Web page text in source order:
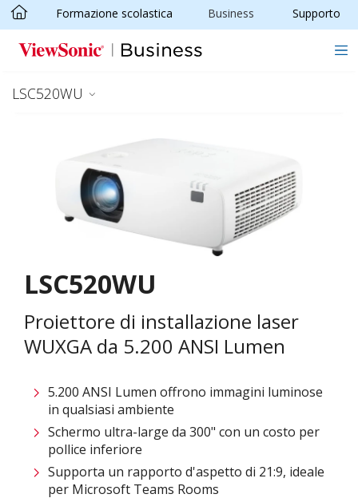
Skip to main content
Formazione scolastica Business Supporto
LSC520WU
LSC520WU
Proiettore di installazione laser
WUXGA da 5.200 ANSI Lumen
5.200 ANSI Lumen offrono immagini luminose
in qualsiasi ambiente
Schermo ultra-large da 300" con un costo per
pollice inferiore
Supporta un rapporto d'aspetto di 21:9, ideale
per Microsoft Teams Rooms